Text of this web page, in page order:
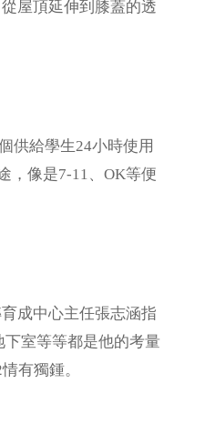
屋頂延伸到膝蓋的透
供給學生24小時使用
，像是7-11、OK等便
成中心主任張志涵指
室等等都是他的考量
有獨鍾。